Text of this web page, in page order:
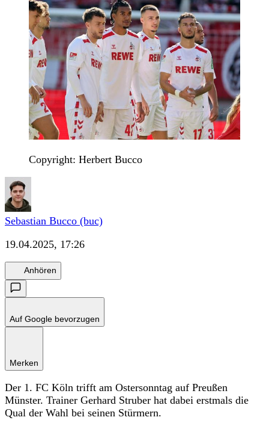
Copyright: Herbert Bucco
Sebastian Bucco (buc)
19.04.2025, 17:26
Anhören
Auf Google bevorzugen
Merken
Der 1. FC Köln trifft am Ostersonntag auf Preußen
Münster. Trainer Gerhard Struber hat dabei erstmals die
Qual der Wahl bei seinen Stürmern.